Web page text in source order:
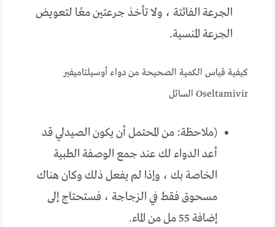
الجرعة الفائتة ، ولا تأخذ جرعتين معًا لتعويض
الجرعة المنسية.
كيفية قياس الكمية الصحيحة من دواء أوسيلتاميفير
Oseltamivir السائل
(ملاحظة: من المحتمل أن يكون الصيدلي قد
أعد الدواء لك عند جمع الوصفة الطبية
الخاصة بك ، وإذا لم يفعل ذلك وكان هناك
مسحوق فقط في الزجاجة ، فستحتاج إلى
إضافة 55 مل من الماء.